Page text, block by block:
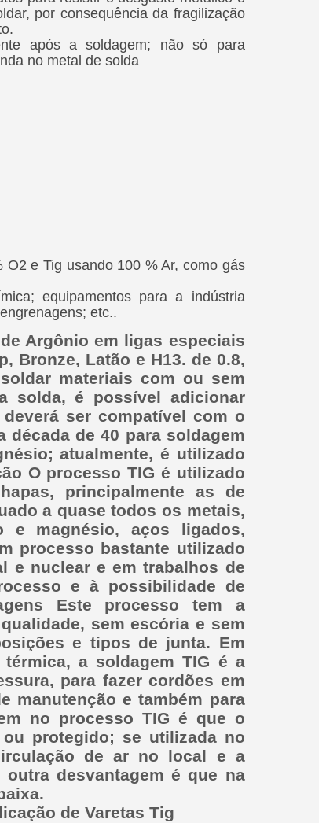
por consequência da fragilização
após a soldagem; não só para
no metal de solda
e Tig usando 100 % Ar, como gás
equipamentos para a indústria
etc..
Argônio em ligas especiais
Bronze, Latão e H13. de 0.8,
materiais com ou sem
solda, é possível adicionar
ser compatível com o
década de 40 para soldagem
atualmente, é utilizado
O processo TIG é utilizado
principalmente as de
a quase todos os metais,
e magnésio, aços ligados,
processo bastante utilizado
e nuclear e em trabalhos de
e à possibilidade de
Este processo tem a
sem escória e sem
e tipos de junta. Em
a soldagem TIG é a
para fazer cordões em
manutenção e também para
no processo TIG é que o
protegido; se utilizada no
de ar no local e a
desvantagem é que na
de Varetas Tig